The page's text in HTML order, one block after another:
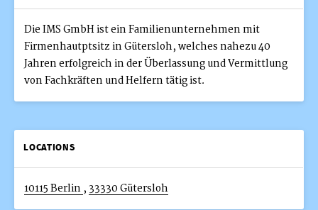
Die IMS GmbH ist ein Familienunternehmen mit
Firmenhautptsitz in Gütersloh, welches nahezu 40
Jahren erfolgreich in der Überlassung und Vermittlung
von Fachkräften und Helfern tätig ist.
LOCATIONS
10115 Berlin , 33330 Gütersloh